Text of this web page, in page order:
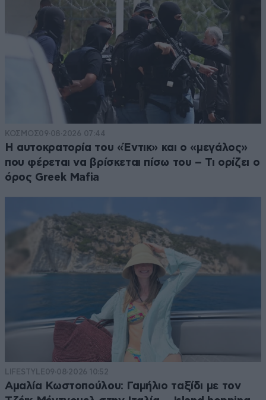
ΚΟΣΜΟΣ09·08·2026 07:44
Η αυτοκρατορία του «Έντικ» και ο «μεγάλος»
που φέρεται να βρίσκεται πίσω του – Τι ορίζει ο
όρος Greek Mafia
LIFESTYLE09·08·2026 10:52
Αμαλία Κωστοπούλου: Γαμήλιο ταξίδι με τον